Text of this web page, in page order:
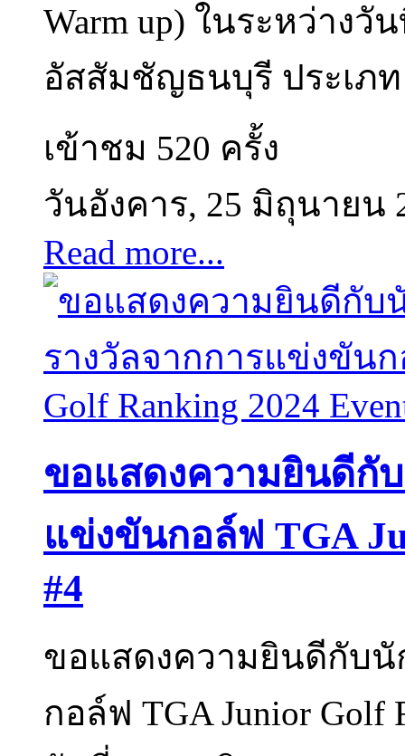
Warm up) ในระหว่างวั
อัสสัมชัญธนบุรี ประเภท
เข้าชม 520 ครั้ง
วันอังคาร, 25 มิถุนายน
Read more...
ขอแสดงความยินดีกับ
แข่งขันกอล์ฟ TGA
#4
ขอแสดงความยินดีกับนั
กอล์ฟ TGA Junior Golf